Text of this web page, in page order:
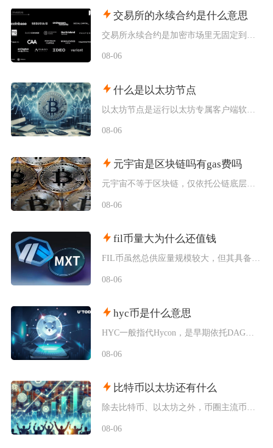
交易所的永续合约是什么意思
08-06
什么是以太坊节点
08-06
元宇宙是区块链吗有gas费吗
元宇宙不等于区块链，仅依托公链底层搭建资产体系的元宇宙项目会产生gas费，纯中心化运营的元
08-06
fil币量大为什么还值钱
08-06
hyc币是什么意思
08-06
比特币以太坊还有什么
08-06